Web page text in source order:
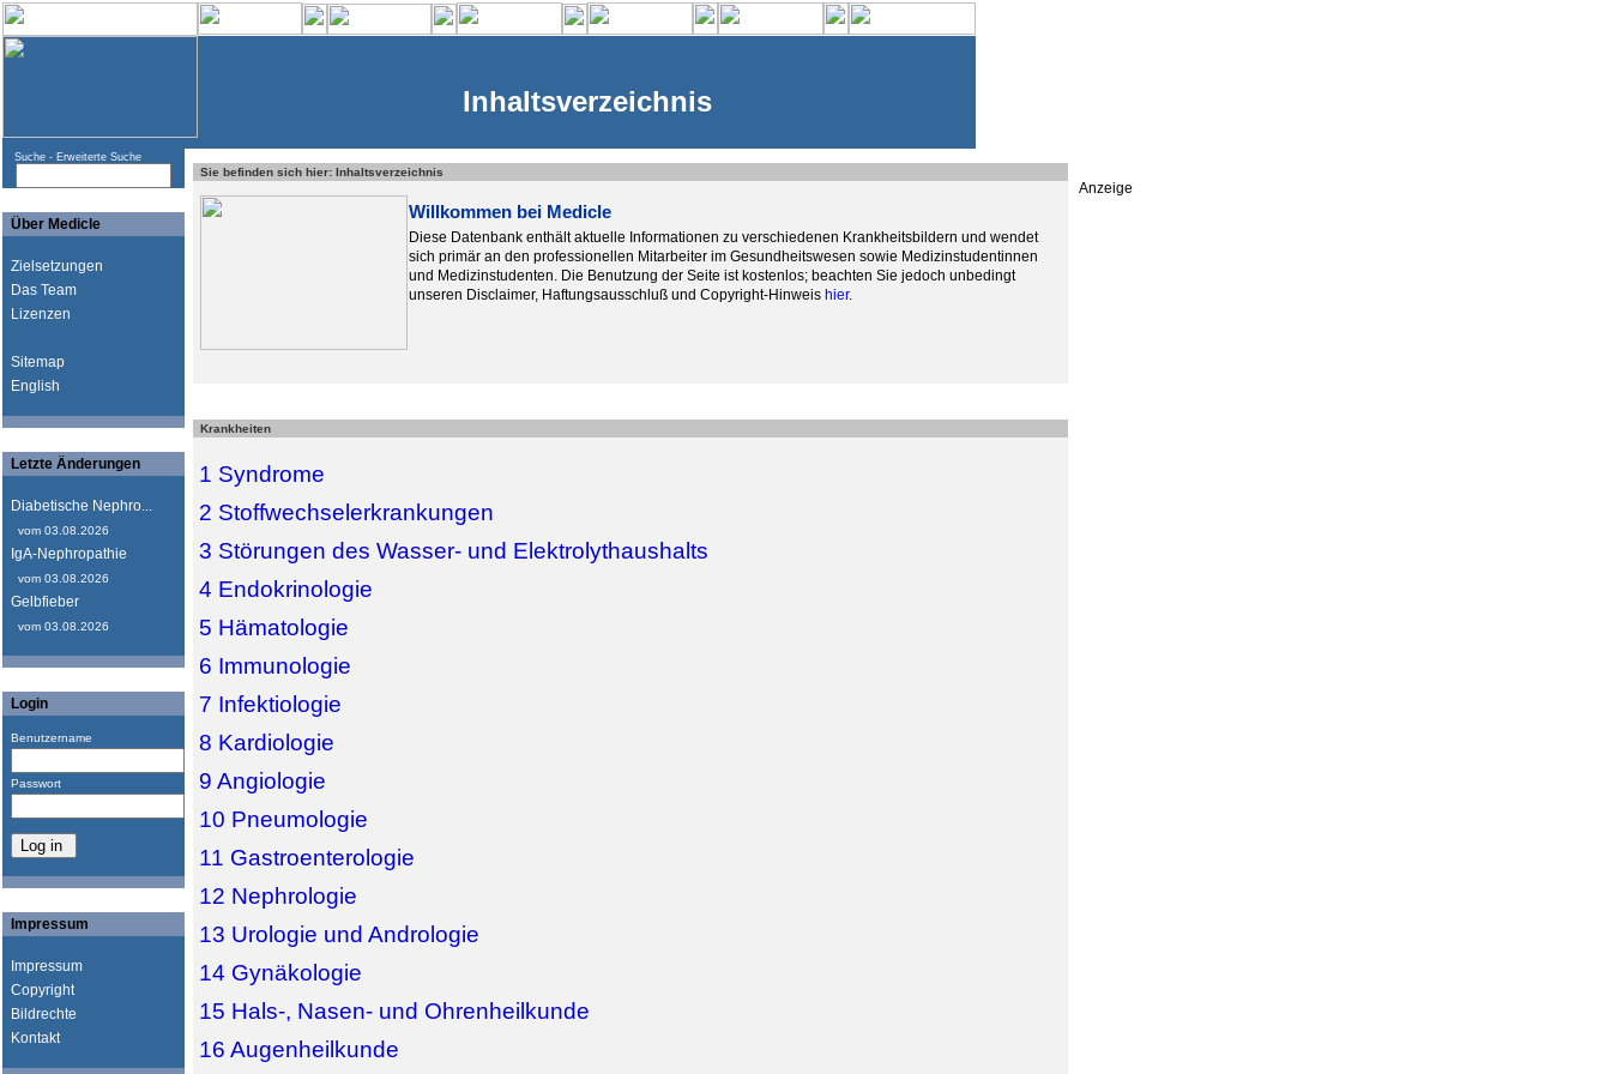
Inhaltsverzeichnis
Suche - Erweiterte Suche
Über Medicle
Zielsetzungen
Das Team
Lizenzen
Sitemap
English
Letzte Änderungen
Diabetische Nephro...
vom 03.08.2026
IgA-Nephropathie
vom 03.08.2026
Gelbfieber
vom 03.08.2026
Login
Benutzername
Passwort
Impressum
Impressum
Copyright
Bildrechte
Kontakt
Sie befinden sich hier: Inhaltsverzeichnis
Willkommen bei Medicle
Diese Datenbank enthält aktuelle Informationen zu verschiedenen Krankheitsbildern und wendet
sich primär an den professionellen Mitarbeiter im Gesundheitswesen sowie Medizinstudentinnen
und Medizinstudenten. Die Benutzung der Seite ist kostenlos; beachten Sie jedoch unbedingt
unseren Disclaimer, Haftungsausschluß und Copyright-Hinweis hier.
Krankheiten
1 Syndrome
2 Stoffwechselerkrankungen
3 Störungen des Wasser- und Elektrolythaushalts
4 Endokrinologie
5 Hämatologie
6 Immunologie
7 Infektiologie
8 Kardiologie
9 Angiologie
10 Pneumologie
11 Gastroenterologie
12 Nephrologie
13 Urologie und Andrologie
14 Gynäkologie
15 Hals-, Nasen- und Ohrenheilkunde
16 Augenheilkunde
Anzeige